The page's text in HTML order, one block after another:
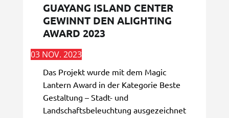
GUAYANG ISLAND CENTER
GEWINNT DEN ALIGHTING
AWARD 2023
03 NOV. 2023
Das Projekt wurde mit dem Magic
Lantern Award in der Kategorie Beste
Gestaltung – Stadt- und
Landschaftsbeleuchtung ausgezeichnet